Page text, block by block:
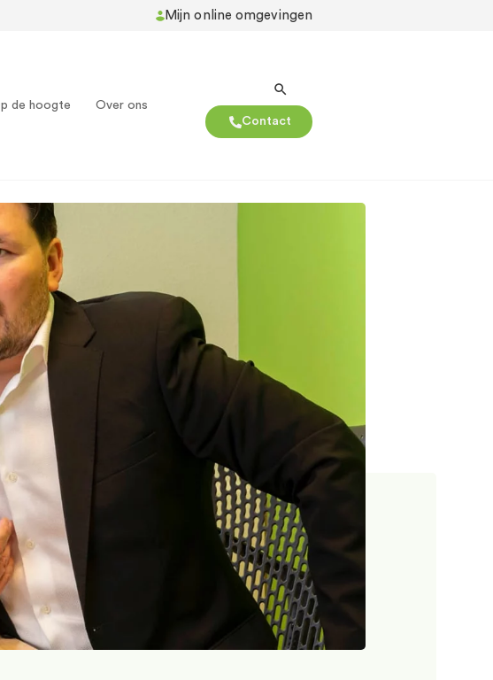
Mijn online omgevingen
de hoogte
Over ons
Contact